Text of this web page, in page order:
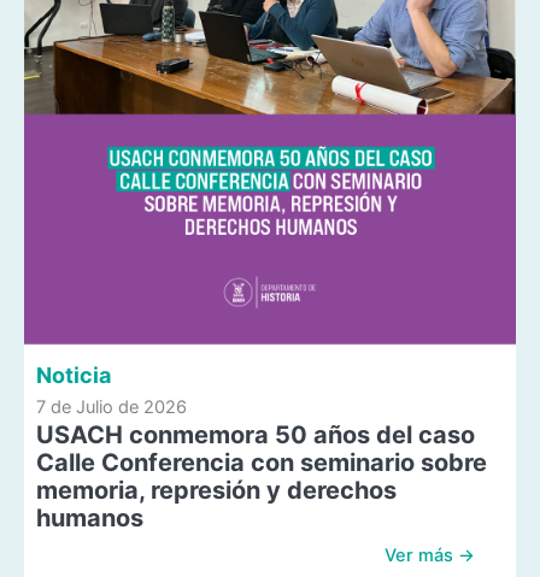
Noticia
7 de Julio de 2026
USACH conmemora 50 años del caso
Calle Conferencia con seminario sobre
memoria, represión y derechos
humanos
Ver más →